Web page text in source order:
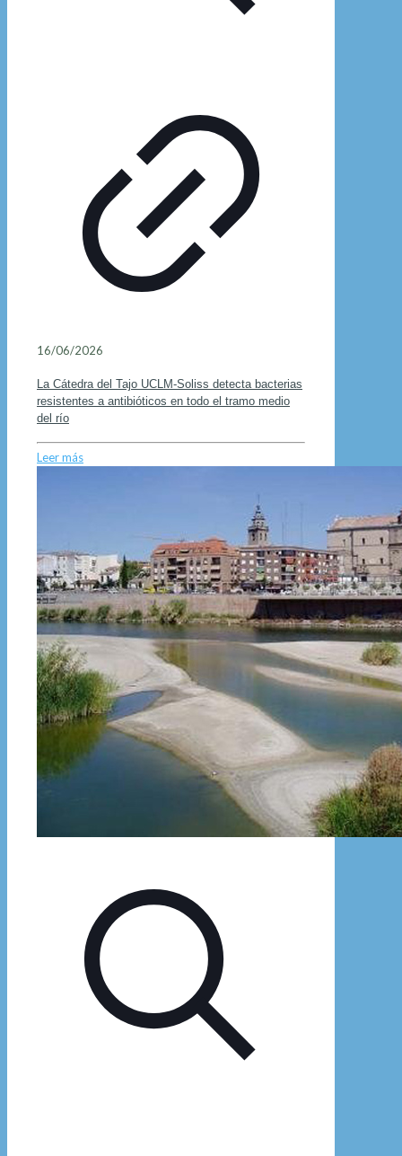
16/06/2026
La Cátedra del Tajo UCLM-Soliss detecta bacterias
resistentes a antibióticos en todo el tramo medio
del río
Leer más